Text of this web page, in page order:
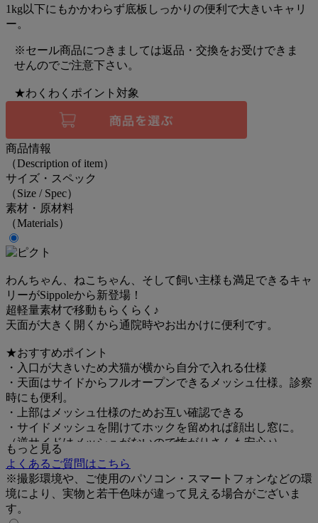
1kg以下にもかかわらず底板しっかりの便利で大きいキャリ
ー。
※セール商品につきましては返品・交換をお受けできま
せんのでご注意下さい。
★わくわくポイント対象
商品情報
（Description of item）
サイズ・スペック
（Size / Spec）
素材・原材料
（Materials）
わんちゃん、ねこちゃん、そして飼い主様も満足できるキャ
リーがSippoleから新登場！
超軽量素材で移動もらくらく♪
天面が大きく開くから通院時やお出かけに便利です。
★おすすめポイント
・入口が大きいため犬猫が横から自分で入れる仕様
・天面はサイドからフルオープンできるメッシュ仕様。診察
時にも便利。
・上部はメッシュ仕様のためお互い確認できる
・サイドメッシュを開けてホックを留めれば顔出し窓に。
（逆サイドはメッシュがないので怖がりさんも安心♪）
・肩にもかけられる長い取っ手、ショルダーベルト付き
・柔らかくて体に沿うから持ちやすい！
★別売りでキャリーに付けられる「マルチポーチ」も販売
中！
もっと見る
よくあるご質問はこちら
※撮影環境や、ご使用のパソコン・スマートフォンなどの環
境により、実物と若干色味が違って見える場合がございま
す。